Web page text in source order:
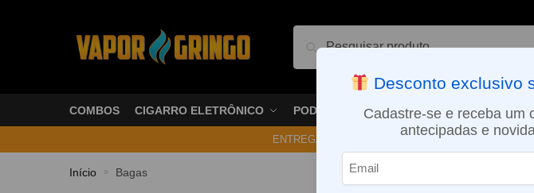
Pesquisar
COMBOS CIGARRO ELETRÔNICO PODS VAPORIZADOR DE ERVAS
ENTREGA NO MESMO DIA EM SÃO PAULO (SEG A
Início » Bagas
Desconto exclusivo
Cadastre-se e receba um
antecipadas e